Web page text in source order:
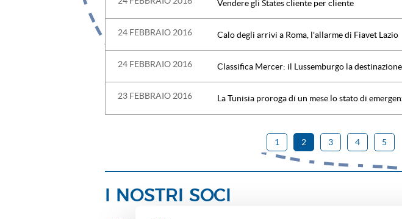
Vendere gli States cliente per cliente
24 FEBBRAIO 2016 Calo degli arrivi a Roma, l'allarme di Fiavet Lazio
24 FEBBRAIO 2016 Classifica Mercer: il Lussemburgo la
23 FEBBRAIO 2016 La Tunisia proroga di un mese lo stato di
1 2 3 4 5
I NOSTRI SOCI